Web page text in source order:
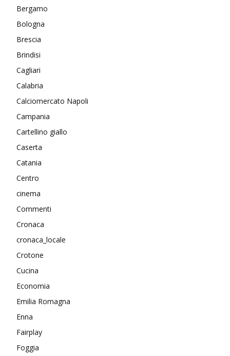
Bergamo
Bologna
Brescia
Brindisi
Cagliari
Calabria
Calciomercato Napoli
Campania
Cartellino giallo
Caserta
Catania
Centro
cinema
Commenti
Cronaca
cronaca_locale
Crotone
Cucina
Economia
Emilia Romagna
Enna
Fairplay
Foggia